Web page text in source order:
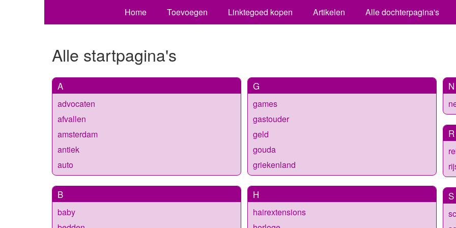
Home Toevoegen Linktegoed kopen Artikelen Alle dochterpagina's
Alle startpagina's
A
advocaten
afvallen
amsterdam
antiek
auto
B
baby
G
games
gastouder
geld
gouda
griekenland
H
hairextensions
N
R
S